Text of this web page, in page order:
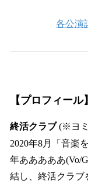
各公演
【プロフィール】
終活クラブ(※ヨ
2020年8月「音楽
年あああああ(Vo/
結し、終活クラブ